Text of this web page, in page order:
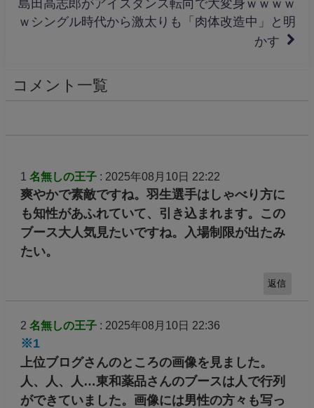
島田高志郎がアイスダンス転向で大変身ｗｗｗｗ
ｗシングル時代から激太りも「肉体改造中」と明
かす
コメント一覧
1 名無しの王子: 2025年08月10日 22:22
爽やかで素敵ですね。羽生選手はしゃべり方に
も知性があふれていて、引き込まれます。この
ブース大人気見たいですね。入場制限が出たみ
たい。
返信
2 名無しの王子: 2025年08月10日 22:36
※1
上位ブログさんのところの画像を見ました。
人、人、人…東和薬品さんのブースは人で行列
ができていました。画像には男性の方々も写っ